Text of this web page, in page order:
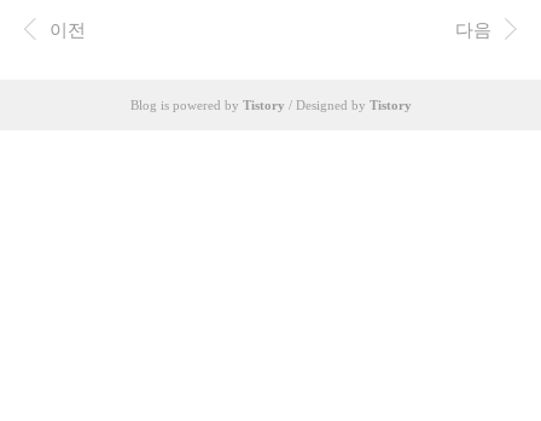
zon Ec2란 무엇인가? EC2 인스턴스 생성 전에 해야되는 설정 AWS
가입 IAM 사용자 생성 키 페어 생성 중요 -> 이 단계에서 저장되는 p
있도록 아래의 명령어로 권한 설정을 꼭 해준다. 해당..
이전 다음
Blog is powered by Tistory / Designed by Tistory